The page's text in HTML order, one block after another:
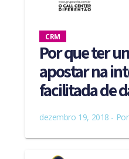
CRM
Por que ter
apostar na
facilitada de
dezembro 19, 2018 - Por